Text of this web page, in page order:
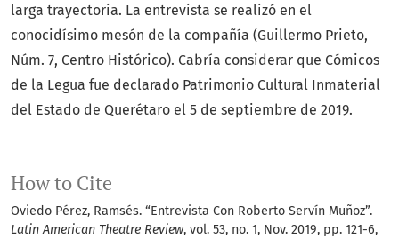
How to Cite
Oviedo Pérez, Ramsés. “Entrevista Con Roberto Servín Muñoz”.
Latin American Theatre Review, vol. 53, no. 1, Nov. 2019, pp. 121-6,
larga trayectoria. La entrevista se realizó en el
conocidísimo mesón de la compañía (Guillermo Prieto,
Núm. 7, Centro Histórico). Cabría considerar que Cómicos
de la Legua fue declarado Patrimonio Cultural Inmaterial
del Estado de Querétaro el 5 de septiembre de 2019.